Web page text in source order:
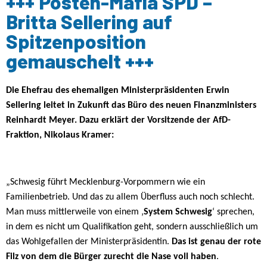
Britta Sellering auf
Spitzenposition
gemauschelt +++
Die Ehefrau des ehemaligen Ministerpräsidenten Erwin
Sellering leitet in Zukunft das Büro des neuen Finanzministers
Reinhardt Meyer. Dazu erklärt der Vorsitzende der AfD-
Fraktion, Nikolaus Kramer:
„Schwesig führt Mecklenburg-Vorpommern wie ein
Familienbetrieb. Und das zu allem Überfluss auch noch schlecht.
Man muss mittlerweile von einem ‚System Schwesig‘ sprechen,
in dem es nicht um Qualifikation geht, sondern ausschließlich um
das Wohlgefallen der Ministerpräsidentin. Das ist genau der rote
Filz von dem die Bürger zurecht die Nase voll haben.